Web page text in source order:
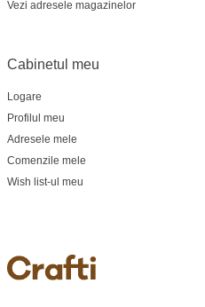
Vezi adresele magazinelor
Cabinetul meu
Logare
Profilul meu
Adresele mele
Comenzile mele
Wish list-ul meu